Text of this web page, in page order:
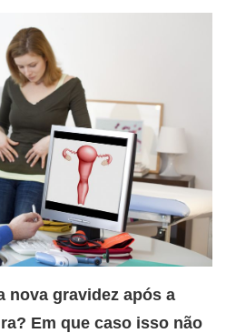
nova gravidez após a
Em que caso isso não